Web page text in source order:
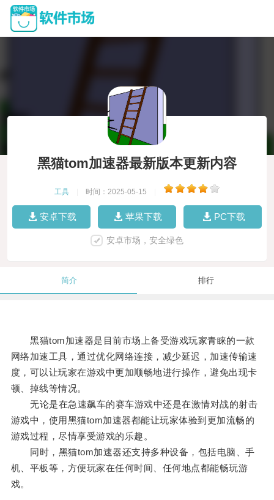
黑猫tom加速器最新版本更新内容
工具 时间：2025-05-15
安卓下载 苹果下载 PC下载
安卓市场，安全绿色
简介 排行
黑猫tom加速器是目前市场上备受游戏玩家青睐的一款
网络加速工具，通过优化网络连接，减少延迟，加速传输速
度，可以让玩家在游戏中更加顺畅地进行操作，避免出现卡
顿、掉线等情况。
无论是在急速飙车的赛车游戏中还是在激情对战的射击
游戏中，使用黑猫tom加速器都能让玩家体验到更加流畅的
游戏过程，尽情享受游戏的乐趣。
同时，黑猫tom加速器还支持多种设备，包括电脑、手
机、平板等，方便玩家在任何时间、任何地点都能畅玩游
戏。